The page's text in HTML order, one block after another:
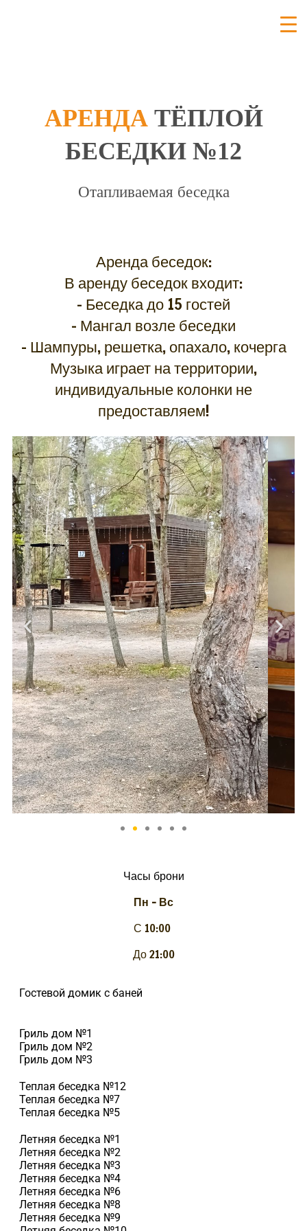
АРЕНДА ТЁПЛОЙ
БЕСЕДКИ №12
Отапливаемая беседка
Аренда беседок:
В аренду беседок входит:
– Беседка до 15 гостей
– Мангал возле беседки
– Шампуры, решетка, опахало, кочерга
Музыка играет на территории,
индивидуальные колонки не
предоставляем!
Часы брони
Пн – Вс
С 10:00
До 21:00
Гостевой домик с баней
Гриль дом №1
Гриль дом №2
Гриль дом №3
Теплая беседка №12
Теплая беседка №7
Теплая беседка №5
Летняя беседка №1
Летняя беседка №2
Летняя беседка №3
Летняя беседка №4
Летняя беседка №6
Летняя беседка №8
Летняя беседка №9